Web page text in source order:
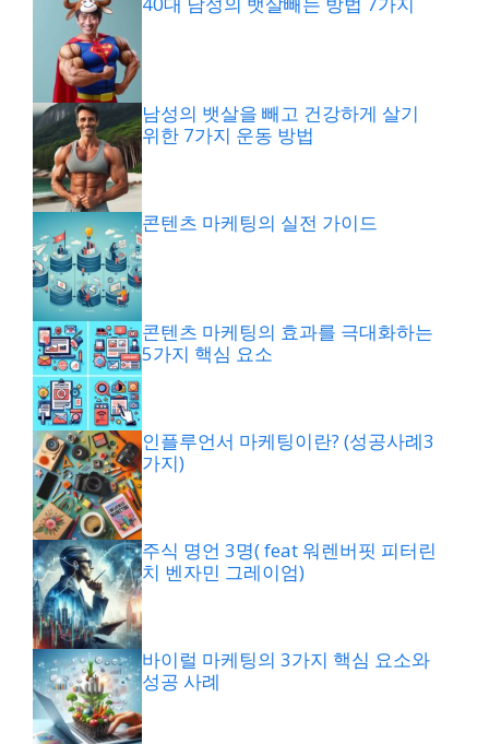
남성의 뱃살을 빼고 건강하게 살기
위한 7가지 운동 방법
콘텐츠 마케팅의 실전 가이드
콘텐츠 마케팅의 효과를 극대화하는
5가지 핵심 요소
인플루언서 마케팅이란? (성공사례3
가지)
주식 명언 3명( feat 워렌버핏 피터린
치 벤자민 그레이엄)
바이럴 마케팅의 3가지 핵심 요소와
성공 사례